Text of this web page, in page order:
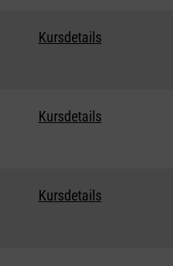
Kursdetails
Kursdetails
Kursdetails